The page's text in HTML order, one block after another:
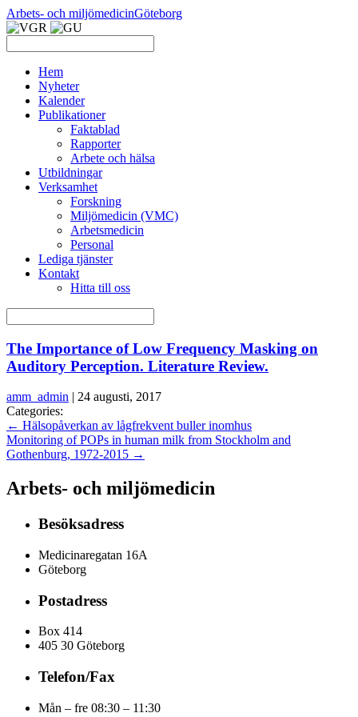
Arbets- och miljömedicinGöteborg
Hem
Nyheter
Kalender
Publikationer
Faktablad
Rapporter
Arbete och hälsa
Utbildningar
Verksamhet
Forskning
Miljömedicin (VMC)
Arbetsmedicin
Personal
Lediga tjänster
Kontakt
Hitta till oss
The Importance of Low Frequency Masking on
Auditory Perception. Literature Review.
amm_admin | 24 augusti, 2017
Categories:
← Hälsopåverkan av lågfrekvent buller inomhus
Monitoring of POPs in human milk from Stockholm and
Gothenburg, 1972-2015 →
Arbets- och miljömedicin
Besöksadress
Medicinaregatan 16A
Göteborg
Postadress
Box 414
405 30 Göteborg
Telefon/Fax
Mån – fre 08:30 – 11:30